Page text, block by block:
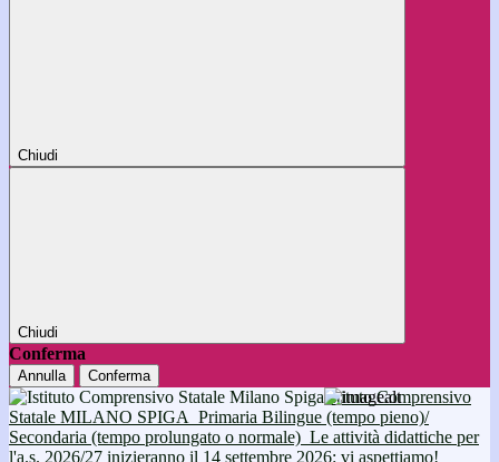
Chiudi
Chiudi
Conferma
Annulla Conferma
Istituto Comprensivo
Statale MILANO SPIGA Primaria Bilingue (tempo pieno)/
Secondaria (tempo prolungato o normale) Le attività didattiche per
l'a.s. 2026/27 inizieranno il 14 settembre 2026: vi aspettiamo!